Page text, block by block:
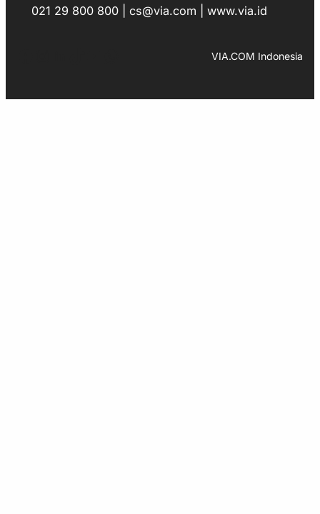
021 29 800 800 | cs@via.com | www.via.id
VIA.COM Indonesia